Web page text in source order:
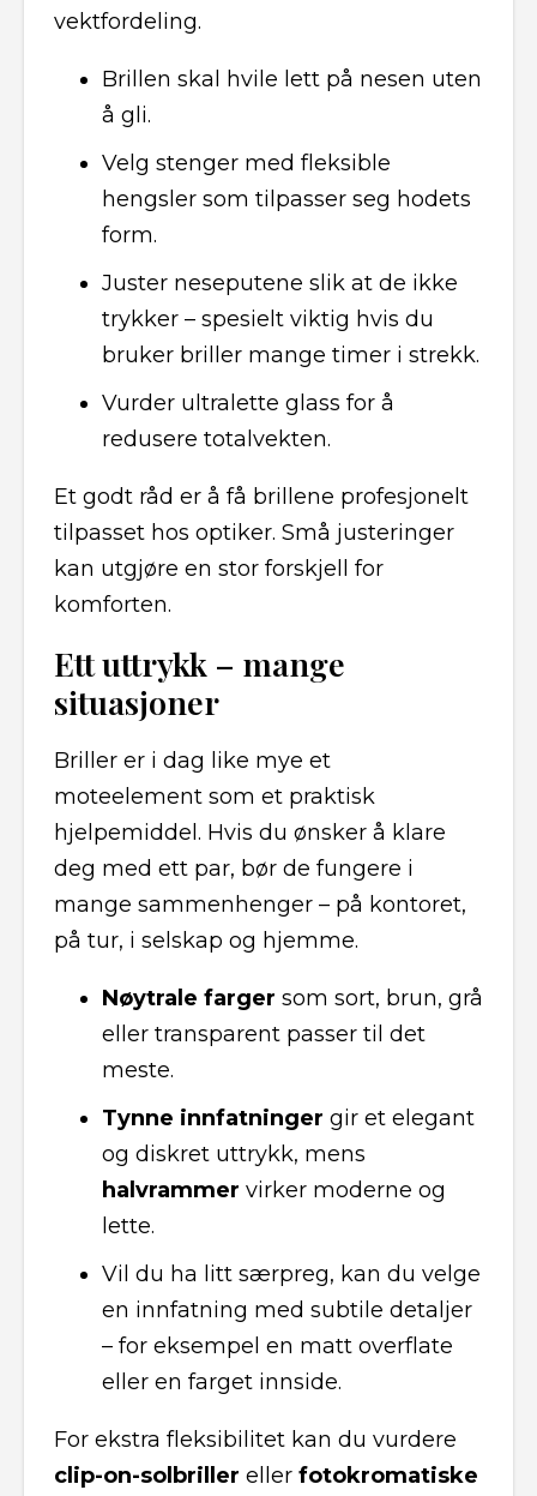
vektfordeling.
Brillen skal hvile lett på nesen uten
å gli.
Velg stenger med fleksible
hengsler som tilpasser seg hodets
form.
Juster neseputene slik at de ikke
trykker – spesielt viktig hvis du
bruker briller mange timer i strekk.
Vurder ultralette glass for å
redusere totalvekten.
Et godt råd er å få brillene profesjonelt
tilpasset hos optiker. Små justeringer
kan utgjøre en stor forskjell for
komforten.
Ett uttrykk – mange
situasjoner
Briller er i dag like mye et
moteelement som et praktisk
hjelpemiddel. Hvis du ønsker å klare
deg med ett par, bør de fungere i
mange sammenhenger – på kontoret,
på tur, i selskap og hjemme.
Nøytrale farger som sort, brun, grå
eller transparent passer til det
meste.
Tynne innfatninger gir et elegant
og diskret uttrykk, mens
halvrammer virker moderne og
lette.
Vil du ha litt særpreg, kan du velge
en innfatning med subtile detaljer
– for eksempel en matt overflate
eller en farget innside.
For ekstra fleksibilitet kan du vurdere
clip-on-solbriller eller fotokromatiske